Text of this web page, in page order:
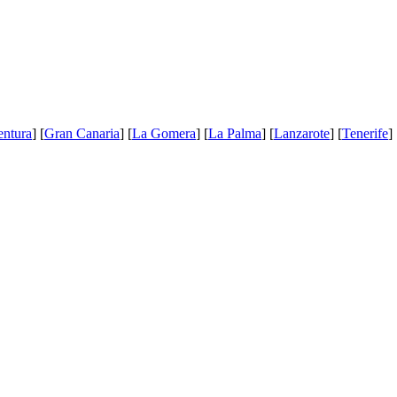
] [Gran Canaria] [La Gomera] [La Palma] [Lanzarote] [Tenerife]